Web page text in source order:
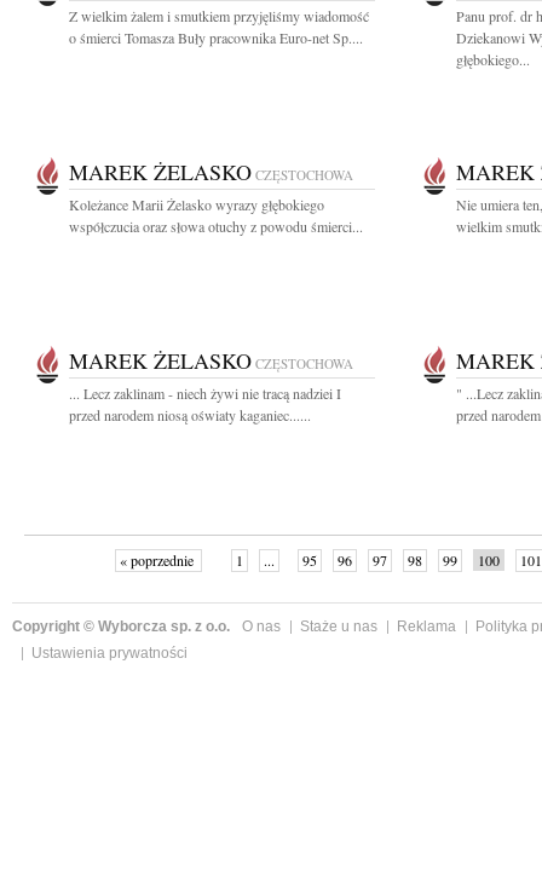
Z wielkim żalem i smutkiem przyjęliśmy wiadomość
o śmierci Tomasza Buły pracownika Euro-net Sp....
Panu prof. dr
Dziekanowi
głębokiego...
MAREK ŻELASKO CZĘSTOCHOWA
Koleżance Marii Żelasko wyrazy głębokiego
współczucia oraz słowa otuchy z powodu śmierci...
MAREK
Nie umiera
wielkim
MAREK ŻELASKO CZĘSTOCHOWA
... Lecz zaklinam - niech żywi nie tracą nadziei I
przed narodem niosą oświaty kaganiec......
MAREK
" ...Lecz
przed
« poprzednie 1 ... 95 96 97 98 99 100 101
Copyright © Wyborcza sp. z o.o. O nas Staże u nas Reklama
Polityka
Ustawienia prywatności